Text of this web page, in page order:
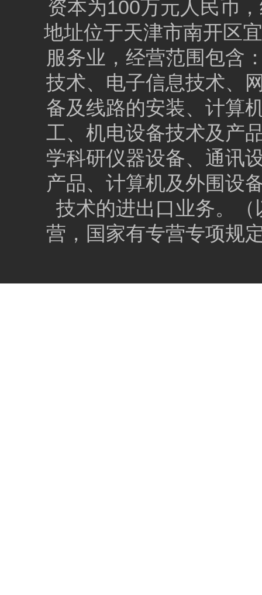
资本为100万元人民币
地址位于天津市南开区
服务业，经营范围包含
技术、电子信息技术、
备及线路的安装、计算
工、机电设备技术及产
学科研仪器设备、通讯
产品、计算机及外围设
技术的进出口业务。
营，国家有专营专项规